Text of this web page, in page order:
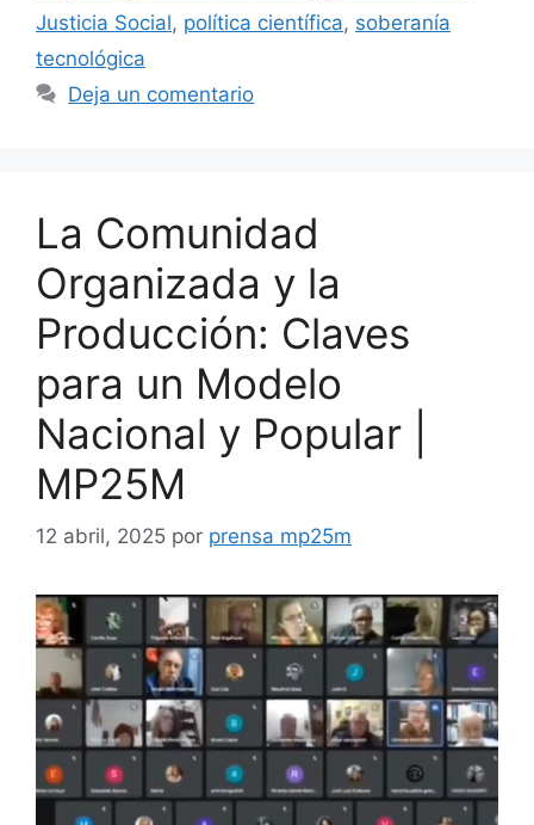
Justicia Social, política científica, soberanía
tecnológica
Deja un comentario
La Comunidad
Organizada y la
Producción: Claves
para un Modelo
Nacional y Popular |
MP25M
12 abril, 2025 por prensa mp25m